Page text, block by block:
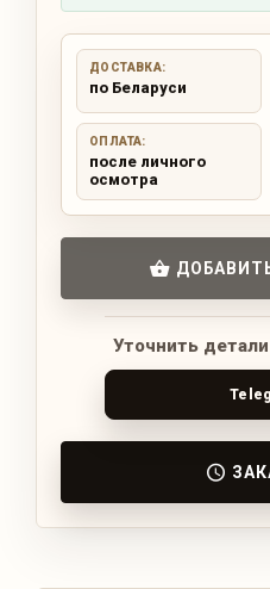
ДОСТАВКА:
по Беларуси
ОПЛАТА:
после личного
осмотра
Уточнить